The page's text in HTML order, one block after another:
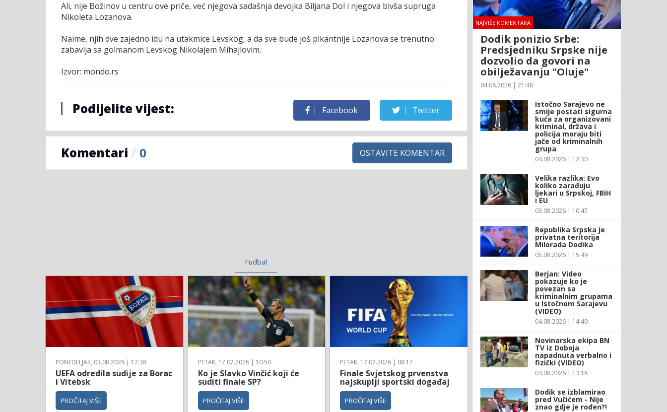
Ali, nije Božinov u centru ove priče, već njegova sadašnja devojka Biljana Dol i njegova bivša supruga
Nikoleta Lozanova.
Naime, njih dve zajedno idu na utakmice Levskog, a da sve bude još pikantnije Lozanova se trenutno
zabavlja sa golmanom Levskog Nikolajem Mihajlovim.
Izvor: mondo.rs
Podijelite vijest: Facebook Twitter
Komentari / 0 OSTAVITE KOMENTAR
Fudbal
PONEDELJAK, 03.08.2026 | 17:38
UEFA odredila sudije za Borac
i Vitebsk
PROČITAJ VIŠE
PETAK, 17.07.2026 | 10:50
Ko je Slavko Vinčić koji će
suditi finale SP?
PROČITAJ VIŠE
PETAK, 17.07.2026 | 08:17
Finale Svjetskog prvenstva
najskuplji sportski događaj
PROČITAJ VIŠE
NAJVIŠE KOMENTARA
Dodik ponizio Srbe:
Predsjedniku Srpske nije
dozvolio da govori na
obilježavanju "Oluje"
04.08.2026 | 21:48
Istočno Sarajevo ne
smije postati sigurna
kuća za organizovani
kriminal, država i
policija moraju biti
jače od kriminalnih
grupa
04.08.2026 | 12:30
Velika razlika: Evo
koliko zarađuju
ljekari u Srpskoj, FBiH
i EU
03.08.2026 | 10:47
Republika Srpska je
privatna teritorija
Milorada Dodika
05.08.2026 | 15:49
Berjan: Video
pokazuje ko je
povezan sa
kriminalnim grupama
u Istočnom Sarajevu
(VIDEO)
04.08.2026 | 14:40
Novinarska ekipa BN
TV iz Doboja
napadnuta verbalno i
fizički (VIDEO)
04.08.2026 | 13:18
Dodik se izblamirao
pred Vučićem - Nije
znao gdje je rođen?!